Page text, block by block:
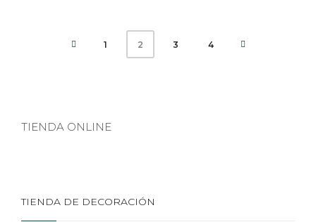
1 2 3 4
TIENDA ONLINE
TIENDA DE DECORACIÓN